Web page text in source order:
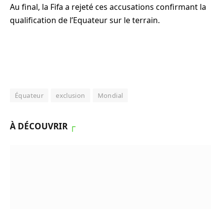
Au final, la Fifa a rejeté ces accusations confirmant la
qualification de l’Equateur sur le terrain.
Équateur exclusion Mondial
À DÉCOUVRIR ┌